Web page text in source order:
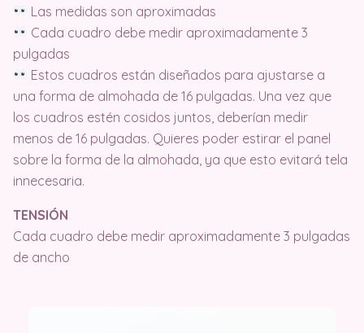
Las medidas son aproximadas
Cada cuadro debe medir aproximadamente 3
pulgadas
Estos cuadros están diseñados para ajustarse a
una forma de almohada de 16 pulgadas. Una vez que
los cuadros estén cosidos juntos, deberían medir
menos de 16 pulgadas. Quieres poder estirar el panel
sobre la forma de la almohada, ya que esto evitará tela
innecesaria.
TENSIÓN
Cada cuadro debe medir aproximadamente 3 pulgadas
de ancho